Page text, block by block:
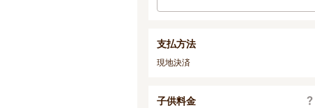
支払方法
現地決済
子供料金